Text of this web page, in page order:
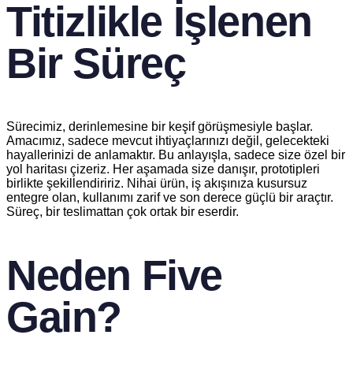
Titizlikle İşlenen
Bir Süreç
Sürecimiz, derinlemesine bir keşif görüşmesiyle başlar.
Amacımız, sadece mevcut ihtiyaçlarınızı değil, gelecekteki
hayallerinizi de anlamaktır. Bu anlayışla, sadece size özel bir
yol haritası çizeriz. Her aşamada size danışır, prototipleri
birlikte şekillendiririz. Nihai ürün, iş akışınıza kusursuz
entegre olan, kullanımı zarif ve son derece güçlü bir araçtır.
Süreç, bir teslimattan çok ortak bir eserdir.
Neden Five
Gain?